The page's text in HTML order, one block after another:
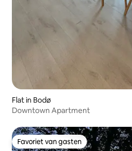
Flat in Bodø
Downtown Apartment
Favoriet van gasten
Favoriet van gasten